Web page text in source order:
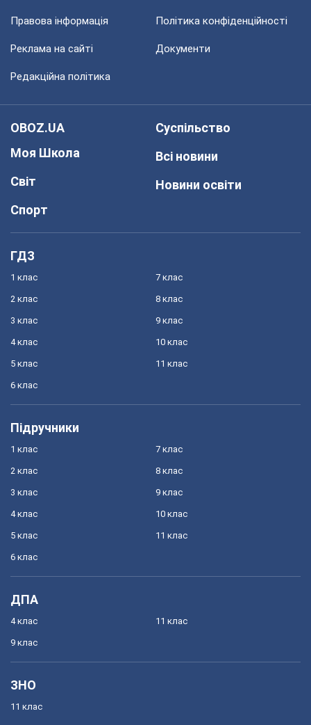
Правова інформація Політика конфіденційності
Реклама на сайті Документи
Редакційна політика
OBOZ.UA
Моя Школа
Світ
Спорт
Суспільство
Всі новини
Новини освіти
ГДЗ
1 клас
2 клас
3 клас
4 клас
5 клас
6 клас
7 клас
8 клас
9 клас
10 клас
11 клас
Підручники
1 клас
2 клас
3 клас
4 клас
5 клас
6 клас
7 клас
8 клас
9 клас
10 клас
11 клас
ДПА
4 клас
9 клас
11 клас
ЗНО
11 клас